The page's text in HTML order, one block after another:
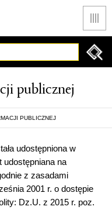
publicznej
PUBLICZNEJ
udostępniona w
udostępniana na
z zasadami
2001 r. o dostępie
Dz.U. z 2015 r. poz.